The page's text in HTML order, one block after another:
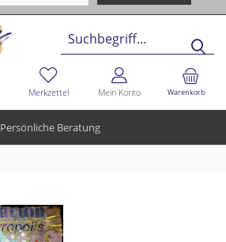
Persönliche Beratung
Warenkorb
Merkzettel Mein Konto